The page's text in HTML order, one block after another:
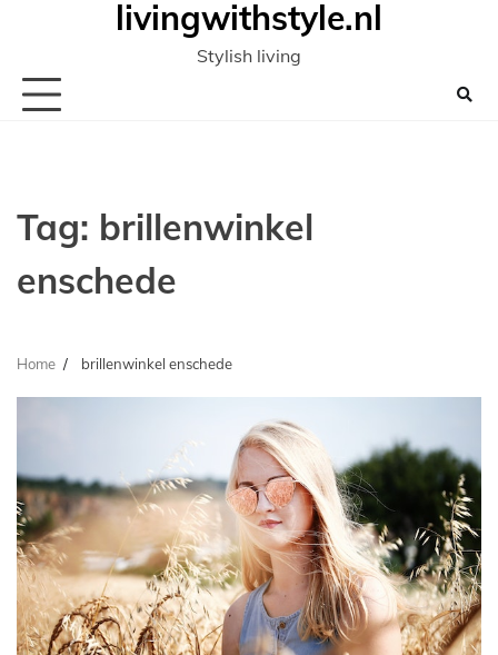
inhoud
livingwithstyle.nl
Stylish living
Tag: brillenwinkel
enschede
Home brillenwinkel enschede